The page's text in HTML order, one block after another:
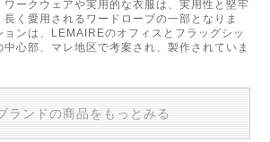
ークウェアや実用的な衣服は、実用性と堅牢
く愛用されるワードローブの一部となりま
ョンは、LEMAIREのオフィスとフラッグシッ
心部、マレ地区で考案され、製作されていま
ランドの商品をもっとみる